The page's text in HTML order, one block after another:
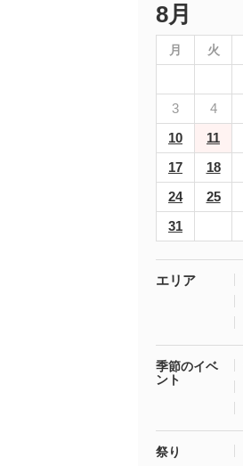
8月
月 火
3
4
10
11
17
18
24
25
31
エリア
季節のイベ
ント
祭り